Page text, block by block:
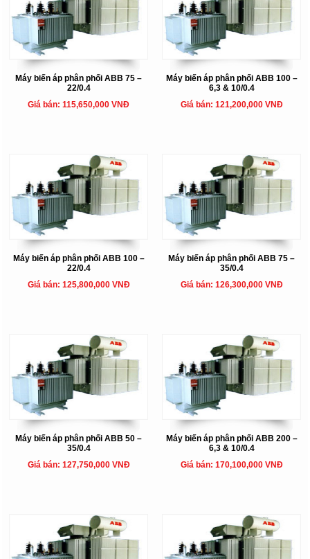
Máy biến áp phân phối ABB 75 –
22/0.4
Giá bán: 115,650,000 VNĐ
Máy biến áp phân phối ABB 100 –
6,3 & 10/0.4
Giá bán: 121,200,000 VNĐ
Máy biến áp phân phối ABB 100 –
22/0.4
Giá bán: 125,800,000 VNĐ
Máy biến áp phân phối ABB 75 –
35/0.4
Giá bán: 126,300,000 VNĐ
Máy biến áp phân phối ABB 50 –
35/0.4
Giá bán: 127,750,000 VNĐ
Máy biến áp phân phối ABB 200 –
6,3 & 10/0.4
Giá bán: 170,100,000 VNĐ